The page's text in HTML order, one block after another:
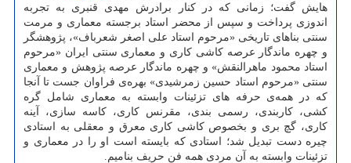
هایش گفت؛ زمانی که در کنار برادرش مهدی قنبری به تجربه
اندوزی پرداخت و سپس از محضر استاد برجسته معماری و مرمت
سنتی بناهای تاریخی «مرحوم استاد علی اصغر شعرباف»، پژوهشگر
و چهره ماندگار عرصه کاشی کاری و معماری سنتی ایران «مرحوم
استاد محمود ماهرالنقش» و چهره ماندگار عرصه پژوهش و معماری
سنتی «مرحوم استاد حسین زمرشیدی» بهره‌ی فراوان جست تا آنجا
که در همه‌ی حرفه های تزئینات وابسته به معماری شامل گره
کشی، کاربندی، رسمی بندی، مقرنس کاری، کاسه سازی، آینه
کاری، گچ بری و بخصوص کاشی کاری معرق و معقلی به استادی
چیره دست تبدیل شد؛ استادی که بایسته است او را در معماری و
تزئینات وابسته به آن مردی همه فن حریف بنامیم.